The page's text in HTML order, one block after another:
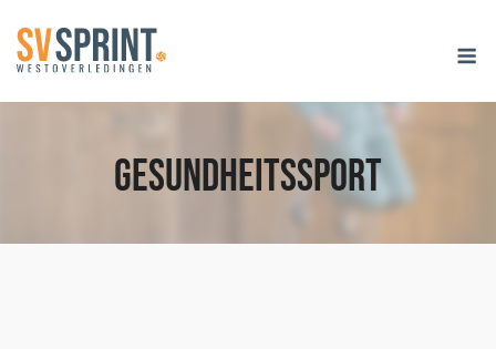
content
Gesundheitssport